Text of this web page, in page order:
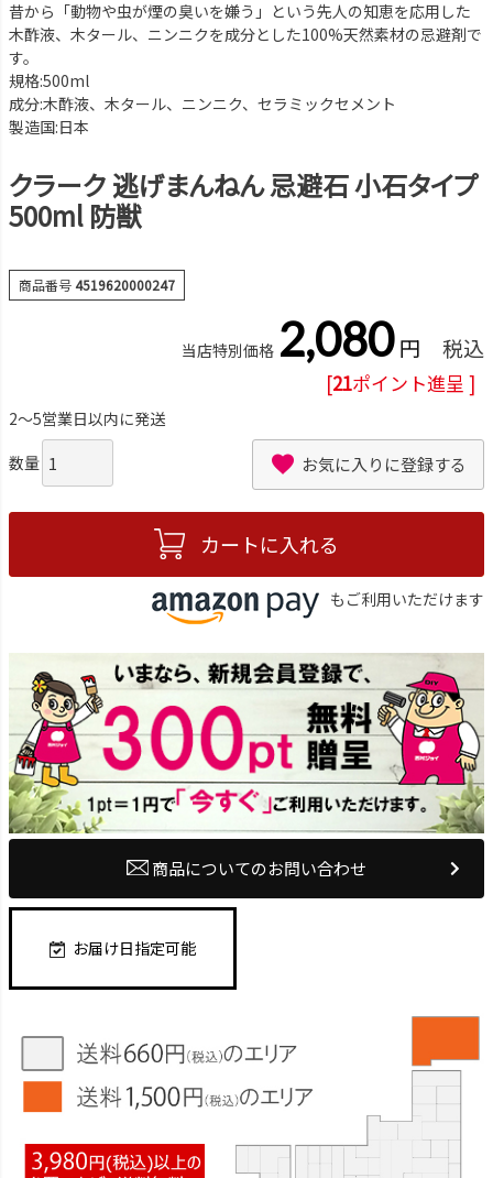
昔から「動物や虫が煙の臭いを嫌う」という先人の知恵を応用した
木酢液、木タール、ニンニクを成分とした100%天然素材の忌避剤で
す。
規格:500ml
成分:木酢液、木タール、ニンニク、セラミックセメント
製造国:日本
クラーク 逃げまんねん 忌避石 小石タイプ
500ml 防獣
商品番号4519620000247
当店特別価格 2,080 税込
[21ポイント進呈 ]
2～5営業日以内に発送
お気に入りに登録する
カートに入れる
もご利用いただけます
商品についてのお問い合わせ
お届け日指定可能